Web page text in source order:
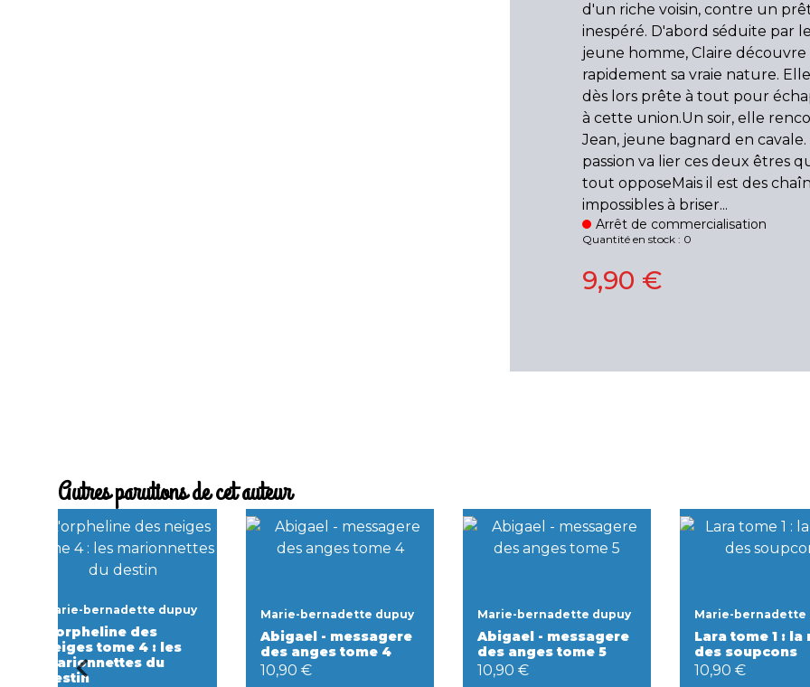
d'un riche voisin, contre un
inespéré. D'abord séduite par
jeune homme, Claire découvre
rapidement sa vraie nature.
dès lors prête à tout pour
à cette union.Un soir, elle
Jean, jeune bagnard en cavale.
passion va lier ces deux êtres
tout opposeMais il est des
impossibles à briser...
Arrêt de commercialisation
Quantité en stock : 0
9,90 €
Autres parutions de cet auteur
Marie-bernadette dupuy
L'orpheline des
neiges tome 4 : les
marionnettes du
destin
Marie-bernadette dupuy
Abigael - messagere
des anges tome 4
10,90 €
Marie-bernadette dupuy
Abigael - messagere
des anges tome 5
10,90 €
Marie-bernadette
Lara tome 1 : la
des soupcons
10,90 €